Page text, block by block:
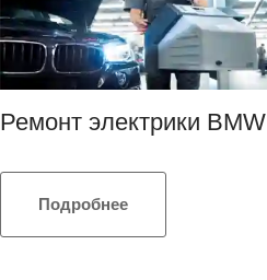
Ремонт электрики BMW
Подробнее